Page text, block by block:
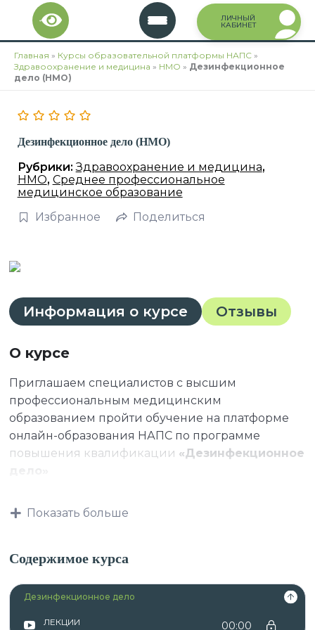
Перейти
содержимому
ЛИЧНЫЙ
КАБИНЕТ
Главная » Курсы образовательной платформы НАПС »
Здравоохранение и медицина » НМО » Дезинфекционное
дело (НМО)
Дезинфекционное дело (НМО)
Рубрики:Здравоохранение и медицина,
НМО, Среднее профессиональное
медицинское образование
Избранное
Поделиться
Информация о курсе Отзывы
О курсе
Приглашаем специалистов с высшим
профессиональным медицинским
образованием пройти обучение на платформе
онлайн-образования НАПС по программе
повышения квалификации «Дезинфекционное
квалификационные требования, указанные в
квалификационных справочниках по должности,
профессии и специальности, или
квалификационному требованию к
Показать больше
Содержимое курса
Дезинфекционное дело
ЛЕКЦИИ 00:00